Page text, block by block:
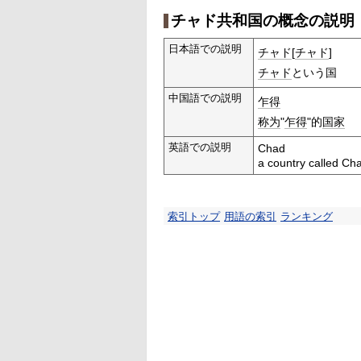
チャド共和国の概念の説明
日本語での説明 チャド[チャド]
チャド という国
中国語での説明
乍得
称为"乍得"的国家
英語での説明
Chad
a country called
索引トップ 用語の索引 ランキング